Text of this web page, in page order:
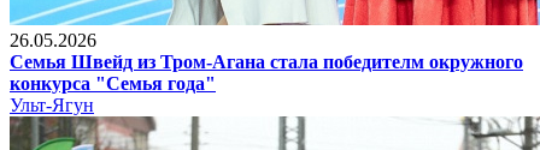
26.05.2026
Семья Швейд из Тром-Агана стала победителм окружного
конкурса "Семья года"
Ульт-Ягун